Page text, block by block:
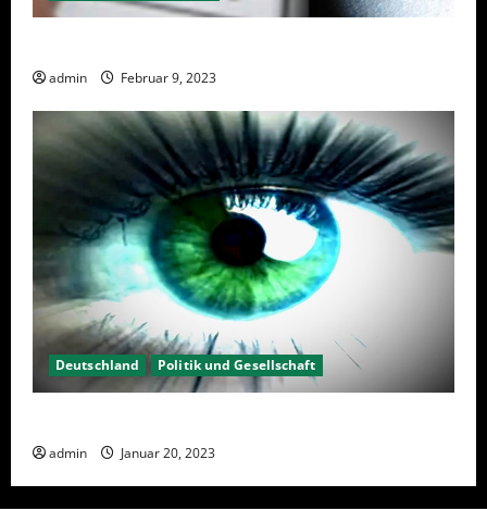
admin Februar 9, 2023
Deutschland Politik und Gesellschaft
admin Januar 20, 2023